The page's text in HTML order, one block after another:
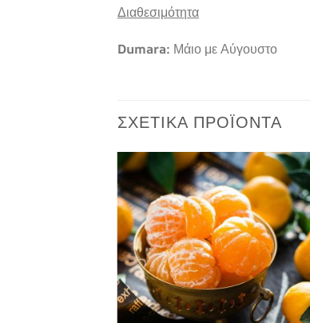
Διαθεσιμότητα
Dumara: Μάιο με Αύγουστο
ΣΧΕΤΙΚΆ ΠΡΟΪΌΝΤΑ